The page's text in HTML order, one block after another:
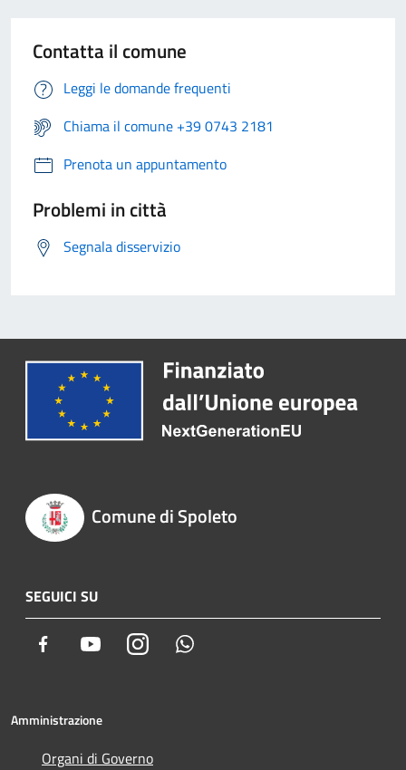
Contatta il comune
Leggi le domande frequenti
Chiama il comune +39 0743 2181
Prenota un appuntamento
Problemi in città
Segnala disservizio
Comune di Spoleto
SEGUICI SU
Facebook YoutubeInstagram
Amministrazione
Organi di Governo